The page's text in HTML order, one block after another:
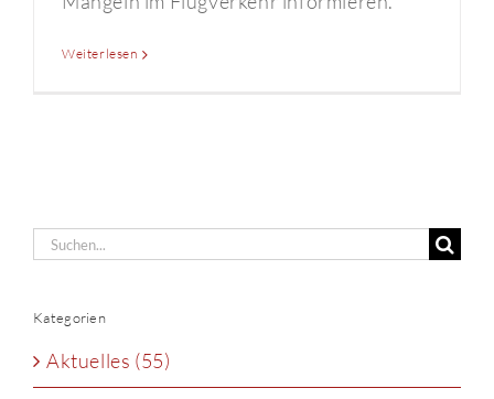
Weiterlesen
Suche
Kategorien
Aktuelles (55)